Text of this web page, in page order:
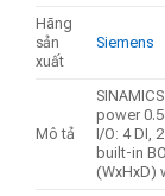
Hãng
sản
xuất
Siemens
Mô tả
power
I/O: 4 DI,
built-in
(WxHxD)